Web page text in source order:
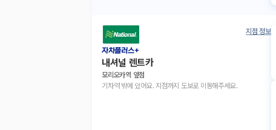
지점 정보
자차플러스+
내셔널 렌트카
모리오카역 앞점
기차역 밖에 있어요. 지점까지 도보로 이동해주세요.